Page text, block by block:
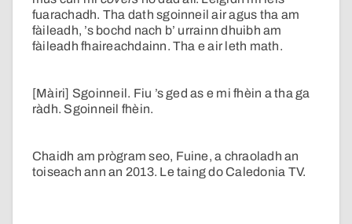
fuarachadh. Tha dath sgoinneil air agus tha am
fàileadh, ’s bochd nach b’ urrainn dhuibh am
fàileadh fhaireachdainn. Tha e air leth math.
[Màiri] Sgoinneil. Fiu ’s ged as e mi fhèin a tha ga
ràdh. Sgoinneil fhèin.
Chaidh am prògram seo, Fuine, a chraoladh an
toiseach ann an 2013. Le taing do Caledonia TV.